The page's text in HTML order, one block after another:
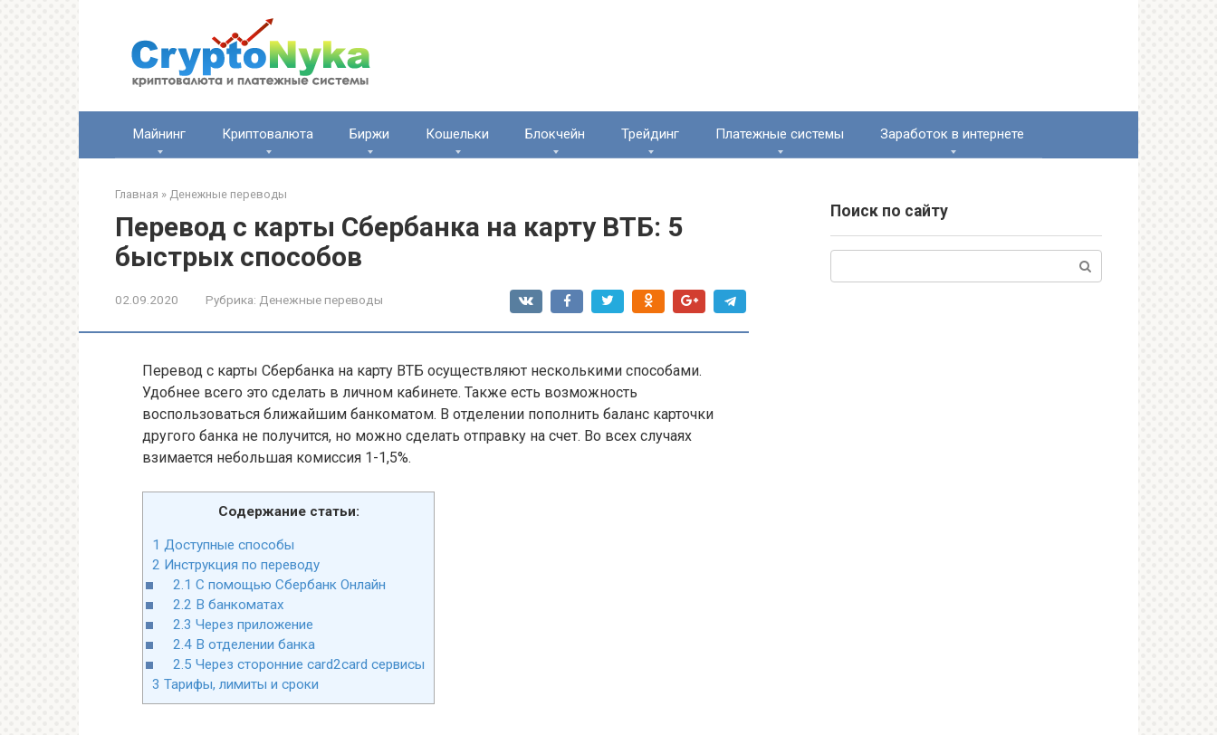
Майнинг Криптовалюта Биржи Кошельки Блокчейн Трейдинг Платежные системы Заработок в интернете
Главная » Денежные переводы
Перевод с карты Сбербанка на карту ВТБ: 5
быстрых способов
02.09.2020 Рубрика: Денежные переводы
Перевод с карты Сбербанка на карту ВТБ осуществляют несколькими способами.
Удобнее всего это сделать в личном кабинете. Также есть возможность
воспользоваться ближайшим банкоматом. В отделении пополнить баланс карточки
другого банка не получится, но можно сделать отправку на счет. Во всех случаях
взимается небольшая комиссия 1-1,5%.
Содержание статьи:
1 Доступные способы
2 Инструкция по переводу
2.1 С помощью Сбербанк Онлайн
2.2 В банкоматах
2.3 Через приложение
2.4В отделении банка
2.5 Через сторонние card2card сервисы
3 Тарифы, лимиты и сроки
Поиск по сайту